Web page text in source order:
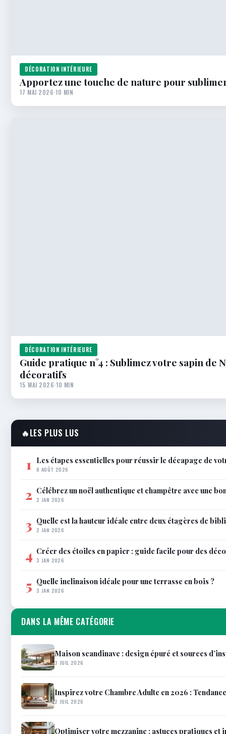
DÉCORATION INTÉRIEURE
Apportez une touche de nature pour
17 MAI 2026·10 MIN
DÉCORATION INTÉRIEURE
Guide pratique n°4 : Sublimez votre sapin de
décoratifs
15 MAI 2026·10 MIN
🔥LES PLUS LUS
1 Les étapes essentielles pour réussir le décapage de
8 AOÛT 2026
2 Célébrez un noël authentique et champêtre avec une
2 JAN 2026
3 Quelle est la hauteur idéale entre deux étagères de
2 JAN 2026
4 Créer des étoiles en papier : guide facile pour des
3 JAN 2026
5 Quelle inclinaison idéale pour une terrasse en bois ?
3 JAN 2026
DANS LA MÊME CATÉGORIE
Maison scandinave : design épuré et sources
3 JUIL 2026
Inspirez votre Chambre Adulte en 2026 :
2 JUIL 2026
Optimiser votre mezzanine : astuces pratiques et